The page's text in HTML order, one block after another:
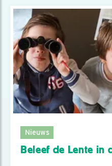
Nieuws
Beleef de Lente in